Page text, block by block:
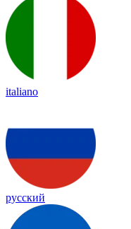
italiano
русский